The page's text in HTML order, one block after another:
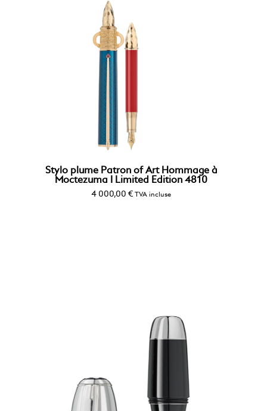
Stylo plume Patron of Art Hommage à
Moctezuma I Limited Edition 4810
4 000,00 € TVA incluse